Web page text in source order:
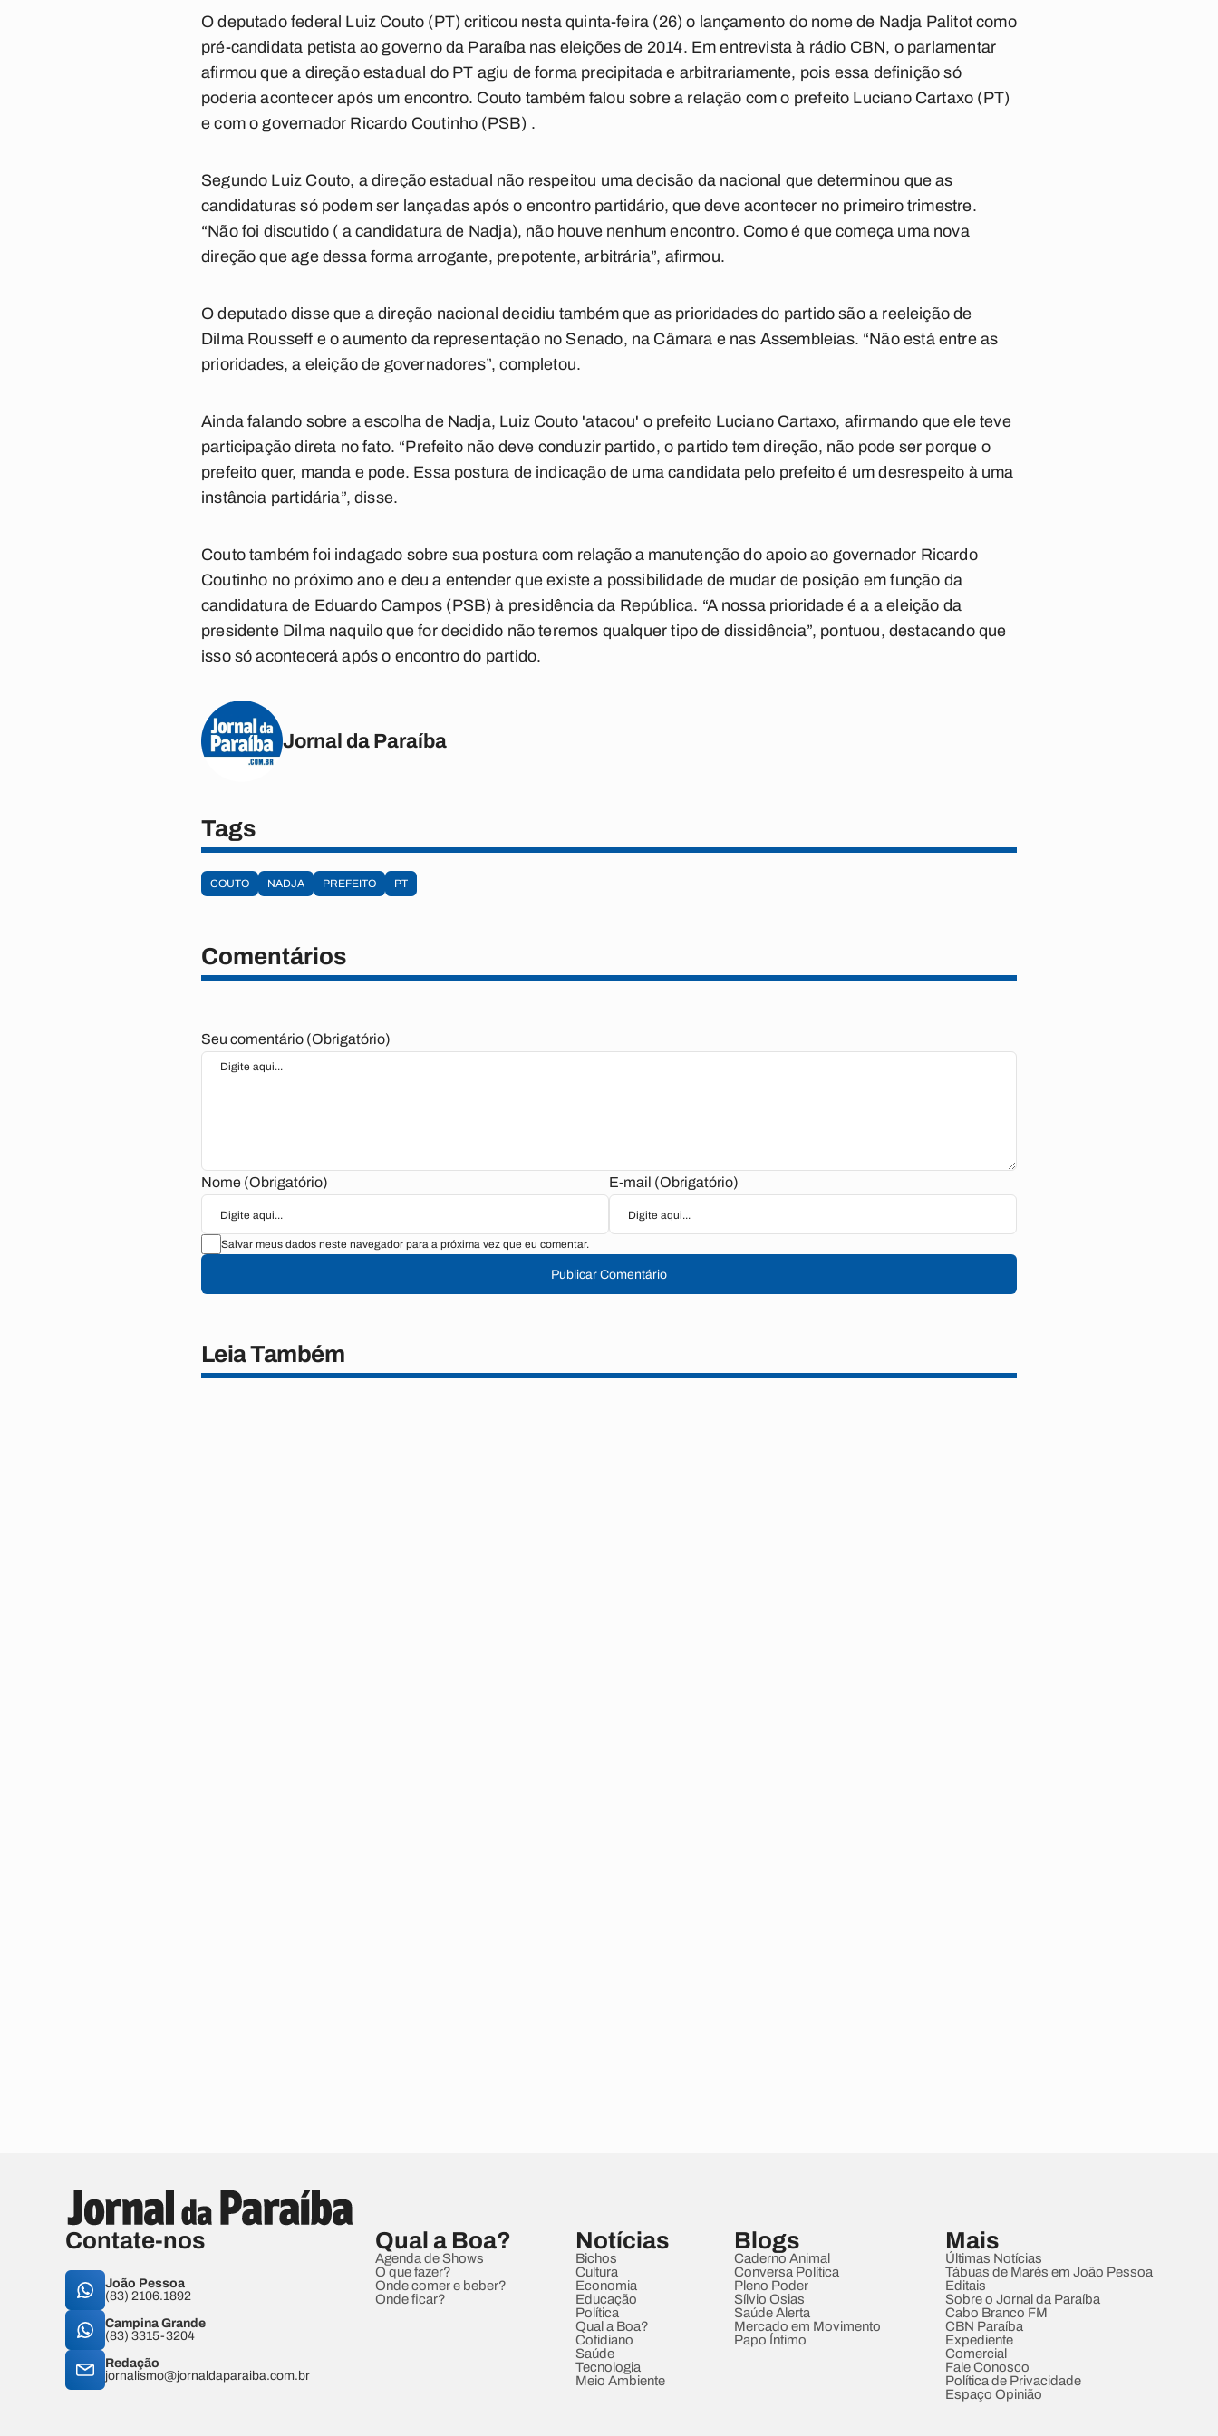
O deputado federal Luiz Couto (PT) criticou nesta quinta-feira (26) o lançamento do nome de Nadja Palitot como
pré-candidata petista ao governo da Paraíba nas eleições de 2014. Em entrevista à rádio CBN, o parlamentar
afirmou que a direção estadual do PT agiu de forma precipitada e arbitrariamente, pois essa definição só
poderia acontecer após um encontro. Couto também falou sobre a relação com o prefeito Luciano Cartaxo (PT)
e com o governador Ricardo Coutinho (PSB) .
Segundo Luiz Couto, a direção estadual não respeitou uma decisão da nacional que determinou que as
candidaturas só podem ser lançadas após o encontro partidário, que deve acontecer no primeiro trimestre.
“Não foi discutido ( a candidatura de Nadja), não houve nenhum encontro. Como é que começa uma nova
direção que age dessa forma arrogante, prepotente, arbitrária”, afirmou.
O deputado disse que a direção nacional decidiu também que as prioridades do partido são a reeleição de
Dilma Rousseff e o aumento da representação no Senado, na Câmara e nas Assembleias. “Não está entre as
prioridades, a eleição de governadores”, completou.
Ainda falando sobre a escolha de Nadja, Luiz Couto 'atacou' o prefeito Luciano Cartaxo, afirmando que ele teve
participação direta no fato. “Prefeito não deve conduzir partido, o partido tem direção, não pode ser porque o
prefeito quer, manda e pode. Essa postura de indicação de uma candidata pelo prefeito é um desrespeito à uma
instância partidária”, disse.
Couto também foi indagado sobre sua postura com relação a manutenção do apoio ao governador Ricardo
Coutinho no próximo ano e deu a entender que existe a possibilidade de mudar de posição em função da
candidatura de Eduardo Campos (PSB) à presidência da República. “A nossa prioridade é a a eleição da
presidente Dilma naquilo que for decidido não teremos qualquer tipo de dissidência”, pontuou, destacando que
isso só acontecerá após o encontro do partido.
Jornal da Paraíba
Tags
COUTO NADJA PREFEITO PT
Comentários
Seu comentário (Obrigatório)
Nome (Obrigatório) E-mail (Obrigatório)
Salvar meus dados neste navegador para a próxima vez que eu comentar.
Publicar Comentário
Leia Também
Contate-nos
João Pessoa
(83) 2106.1892
Campina Grande
(83) 3315-3204
Redação
jornalismo@jornaldaparaiba.com.br
Qual a Boa?
Agenda de Shows
O que fazer?
Onde comer e beber?
Onde ficar?
Notícias
Bichos
Cultura
Economia
Educação
Política
Qual a Boa?
Cotidiano
Saúde
Tecnologia
Meio Ambiente
Blogs
Caderno Animal
Conversa Política
Pleno Poder
Sílvio Osias
Saúde Alerta
Mercado em Movimento
Papo Íntimo
Mais
Últimas Notícias
Tábuas de Marés em João Pessoa
Editais
Sobre o Jornal da Paraíba
Cabo Branco FM
CBN Paraíba
Expediente
Comercial
Fale Conosco
Política de Privacidade
Espaço Opinião